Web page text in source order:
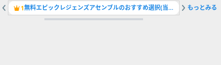
1 無料エピックレジェンズアセンブルのおすすめ選択(当たり)選手ランキングと引き方 2最強選
もっとみる